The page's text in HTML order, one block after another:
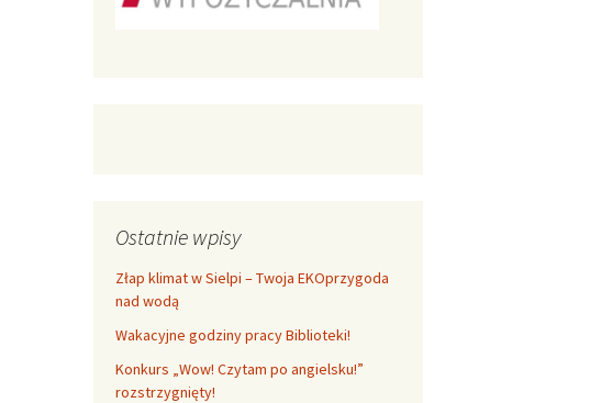
Ostatnie wpisy
Złap klimat w Sielpi – Twoja EKOprzygoda
nad wodą
Wakacyjne godziny pracy Biblioteki!
Konkurs „Wow! Czytam po angielsku!”
rozstrzygnięty!